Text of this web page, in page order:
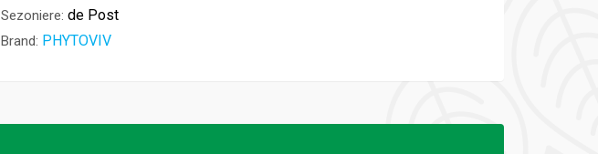
Sezoniere: de Post
Brand: PHYTOVIV